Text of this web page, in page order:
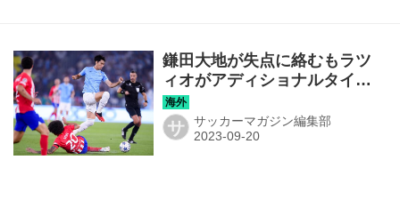
鎌田大地が失点に絡むもラツ
ィオがアディショナルタイム
にGKプロヴェデルのヘッドで
アトレティコと劇的ドロー！
【CL】
サ サッカーマガジン編集部